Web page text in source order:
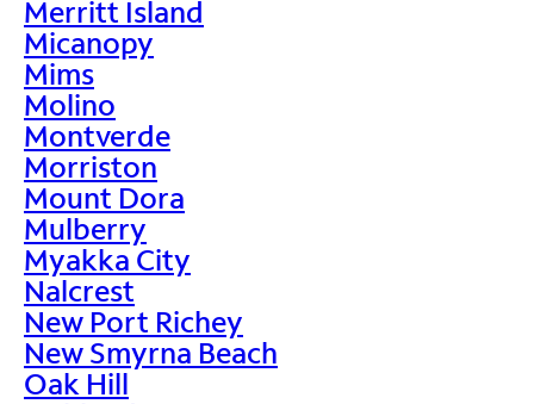
Merritt Island
Micanopy
Mims
Molino
Montverde
Morriston
Mount Dora
Mulberry
Myakka City
Nalcrest
New Port Richey
New Smyrna Beach
Oak Hill